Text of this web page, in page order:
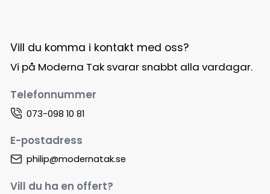
Vill du komma i kontakt med oss?
Vi på Moderna Tak svarar snabbt alla vardagar.
Telefonnummer
073-098 10 81
E-postadress
philip@modernatak.se
Vill du ha en offert?